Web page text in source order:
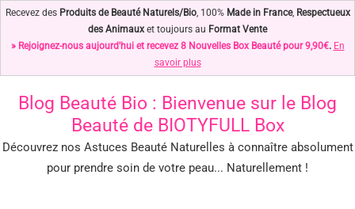
Recevez des Produits de Beauté Naturels/Bio, 100% Made in France, Respectueux
des Animauxet toujours au Format Vente
» Rejoignez-nous aujourd'hui et recevez 8 Nouvelles Box Beauté pour 9,90€. En
savoir plus
Blog Beauté Bio : Bienvenue sur le Blog
Beauté de BIOTYFULL Box
Découvrez nos Astuces Beauté Naturelles à connaître absolument
pour prendre soin de votre peau... Naturellement !